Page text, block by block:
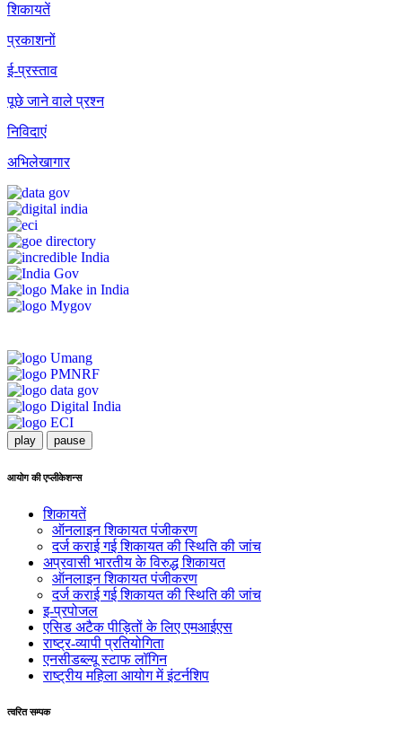
शिकायतें
प्रकाशनों
ई-प्रस्ताव
पूछे जाने वाले प्रश्न
निविदाएं
अभिलेखागार
play pause
आयोग की एप्लीकेशन्स
शिकायतें
ऑनलाइन शिकायत पंजीकरण
दर्ज कराई गई शिकायत की स्थिति की जांच
अप्रवासी भारतीय के विरुद्ध शिकायत
ऑनलाइन शिकायत पंजीकरण
दर्ज कराई गई शिकायत की स्थिति की जांच
इ-प्रपोजल
एसिड अटैक पीड़ितों के लिए एमआईएस
राष्ट्र-व्यापी प्रतियोगिता
एनसीडब्ल्यू स्टाफ लॉगिन
राष्ट्रीय महिला आयोग में इंटर्नशिप
त्वरित सम्पक